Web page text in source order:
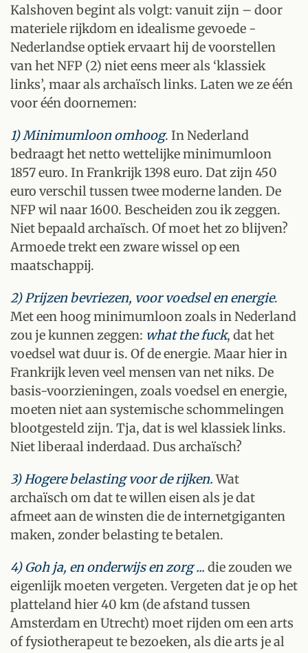
Kalshoven begint als volgt: vanuit zijn – door
materiele rijkdom en idealisme gevoede -
Nederlandse optiek ervaart hij de voorstellen
van het NFP (2) niet eens meer als ‘klassiek
links’, maar als archaïsch links. Laten we ze één
voor één doornemen:
1) Minimumloon omhoog. In Nederland
bedraagt het netto wettelijke minimumloon
1857 euro. In Frankrijk 1398 euro. Dat zijn 450
euro verschil tussen twee moderne landen. De
NFP wil naar 1600. Bescheiden zou ik zeggen.
Niet bepaald archaïsch. Of moet het zo blijven?
Armoede trekt een zware wissel op een
maatschappij.
2) Prijzen bevriezen, voor voedsel en energie.
Met een hoog minimumloon zoals in Nederland
zou je kunnen zeggen: what the fuck, dat het
voedsel wat duur is. Of de energie. Maar hier in
Frankrijk leven veel mensen van net niks. De
basis-voorzieningen, zoals voedsel en energie,
moeten niet aan systemische schommelingen
blootgesteld zijn. Tja, dat is wel klassiek links.
Niet liberaal inderdaad. Dus archaïsch?
3) Hogere belasting voor de rijken.Wat
archaïsch om dat te willen eisen als je dat
afmeet aan de winsten die de internetgiganten
maken, zonder belasting te betalen.
4) Goh ja, en onderwijs en zorg ... die zouden we
eigenlijk moeten vergeten. Vergeten dat je op het
platteland hier 40 km (de afstand tussen
Amsterdam en Utrecht) moet rijden om een arts
of fysiotherapeut te bezoeken, als die arts je al